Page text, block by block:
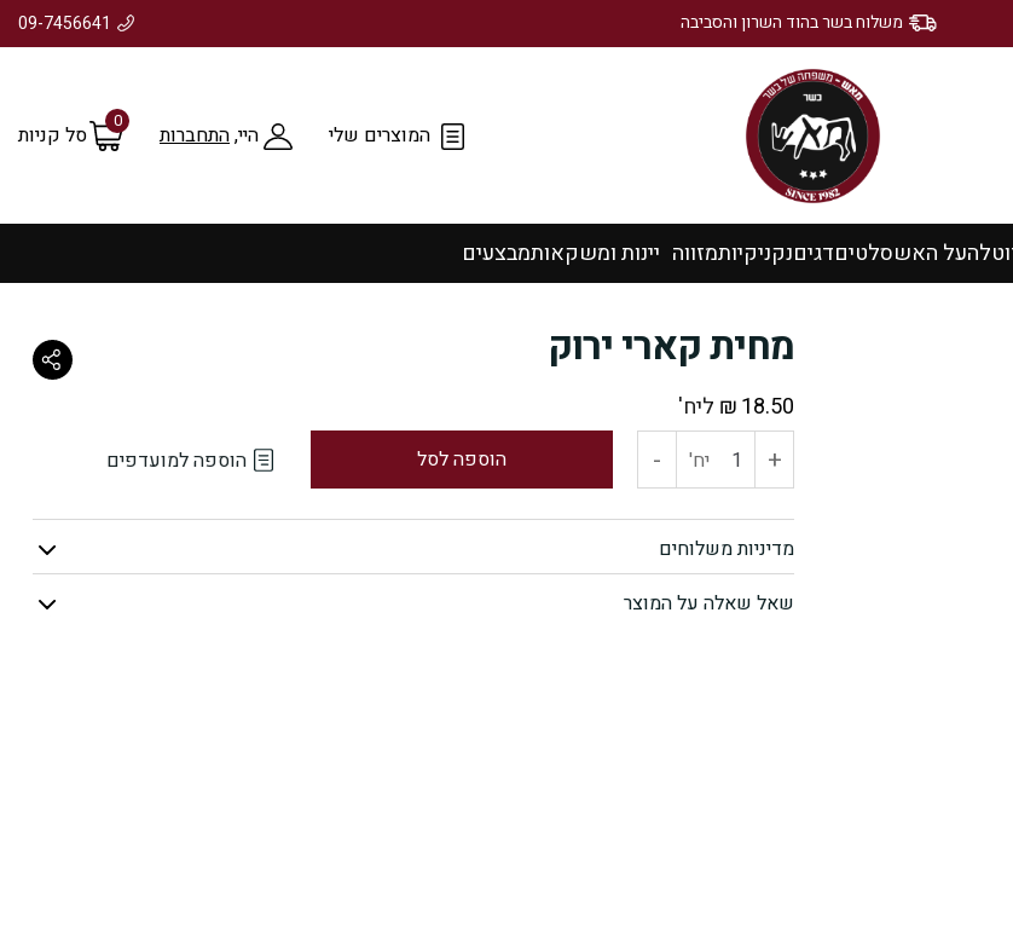
משלוח בשר בהוד השרון והסביבה 09-7456641
המוצרים שלי היי,התחברות
0
סל קניות
טלהעל האשסלטיםדגיםנקניקיותמזווה יינות ומשקאותמבצעים
מחית קארי ירוק
₪18.50 ליח'
+ כמות יח' - הוספה לסל הוספה למועדפים
מדיניות משלוחים
שאל שאלה על המוצר